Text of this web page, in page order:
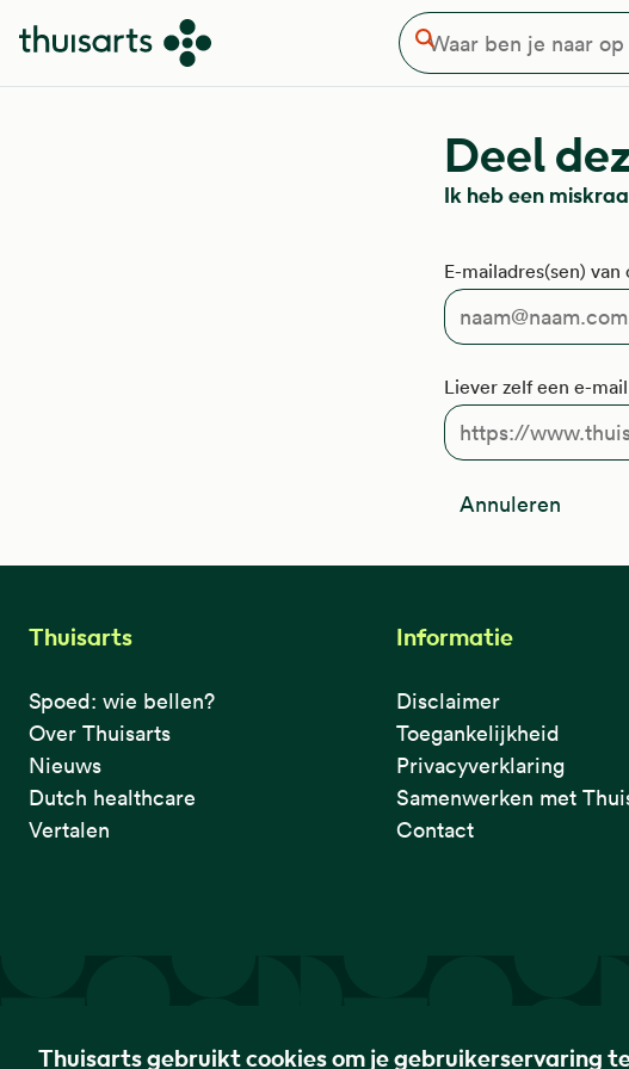
Thuisarts gebruikt cookies om je gebruikerservaring
Overslaan en naar de inhoud gaan Waar ben je naar op zoek?
Zoeken
Deel
Ik heb een
E-mailadres(sen) van
Liever zelf een e-
Annuleren
Thuisarts
Spoed: wie bellen?
Over Thuisarts
Nieuws
Dutch healthcare
Vertalen
Informatie
Disclaimer
Toegankelijkheid
Privacyverklaring
Samenwerken met
Contact